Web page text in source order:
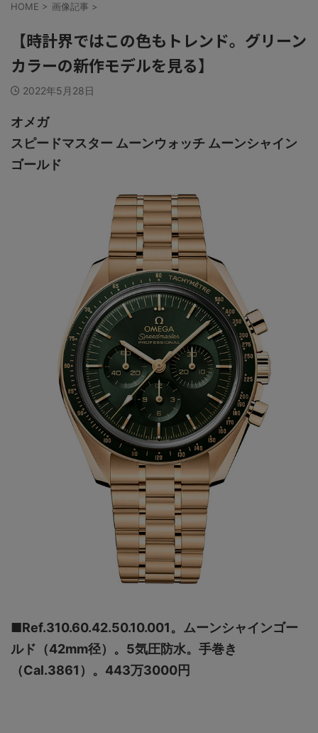
HOME > 画像記事 >
【時計界ではこの色もトレンド。グリーン
カラーの新作モデルを見る】
2022年5月28日
オメガ
スピードマスター ムーンウォッチ ムーンシャイン
ゴールド
■Ref.310.60.42.50.10.001。ムーンシャインゴー
ルド（42mm径）。5気圧防水。手巻き
（Cal.3861）。443万3000円